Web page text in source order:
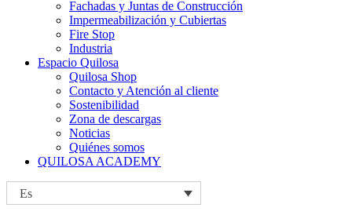
Fachadas y Juntas de Construcción
Impermeabilización y Cubiertas
Fire Stop
Industria
Espacio Quilosa
Quilosa Shop
Contacto y Atención al cliente
Sostenibilidad
Zona de descargas
Noticias
Quiénes somos
QUILOSA ACADEMY
Es